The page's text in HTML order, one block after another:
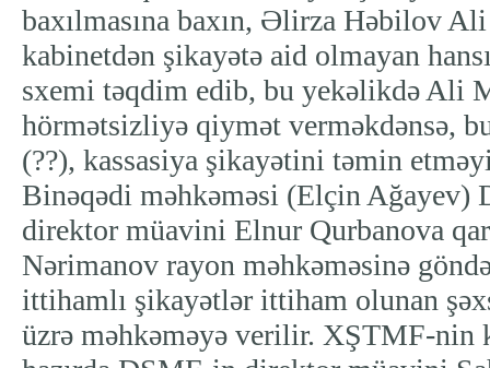
baxılmasına baxın, Əlirza Həbilov
kabinetdən şikayətə aid olmayan
sxemi təqdim edib, bu yekəlikdə Ali
hörmətsizliyə qiymət verməkdənsə,
(??), kassasiya şikayətini təmin
Binəqədi məhkəməsi (Elçin
direktor müavini Elnur Qurbanova
Nərimanov rayon məhkəməsinə
ittihamlı şikayətlər ittiham olunan
üzrə məhkəməyə verilir. XŞTMF-nin